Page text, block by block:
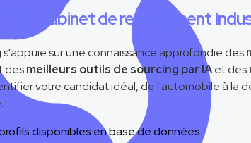
: cabinet de recrutement
sur une connaissance approfondie des
desmeilleurs outils de sourcing par IAet des
votre candidat idéal, de l'automobile à la
disponibles en base de données